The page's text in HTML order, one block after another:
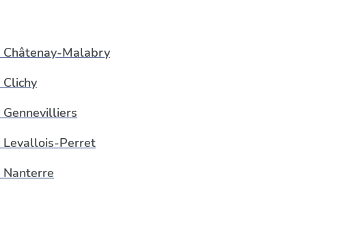
Châtenay-Malabry
Clichy
Gennevilliers
Levallois-Perret
Nanterre